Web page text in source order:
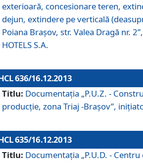
exterioară, concesionare teren,
dejun, extindere pe verticală
Poiana Braşov, str. Valea Dragă nr.
HOTELS S.A.
636/16.12.2013
Titlu: Documentaţia „P.U.Z. -
producţie, zona Triaj -Braşov”,
635/16.12.2013
Titlu: Documentaţia „P.U.D. -